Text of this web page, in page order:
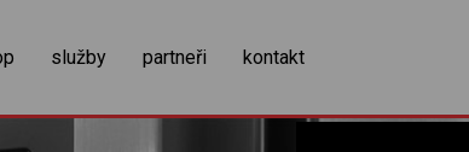
služby partneři kontakt
zobrazit obsah košíku